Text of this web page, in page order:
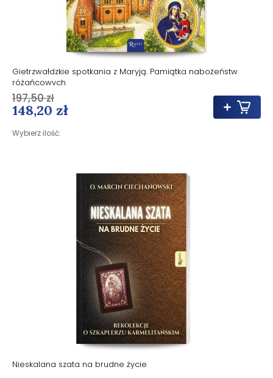
Gietrzwałdzkie spotkania z Maryją. Pamiątka nabożeństw
różańcowych
148,20 zł
Wybierz ilość:
197,50 zł
Nieskalana szata na brudne życie